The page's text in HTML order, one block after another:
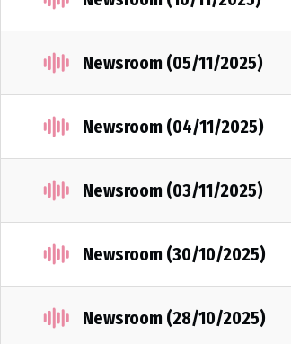
Newsroom (05/11/2025)
Newsroom (04/11/2025)
Newsroom (03/11/2025)
Newsroom (30/10/2025)
Newsroom (28/10/2025)